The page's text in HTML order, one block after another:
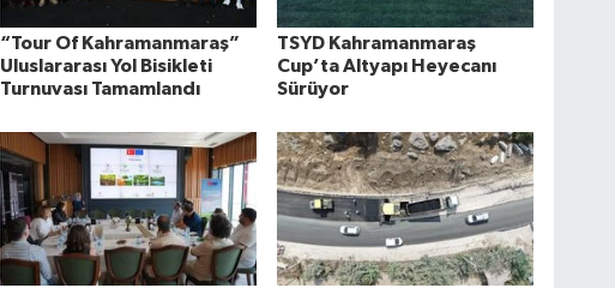
“Tour Of Kahramanmaraş”
Uluslararası Yol Bisikleti
Turnuvası Tamamlandı
TSYD Kahramanmaraş
Cup’ta Altyapı Heyecanı
Sürüyor